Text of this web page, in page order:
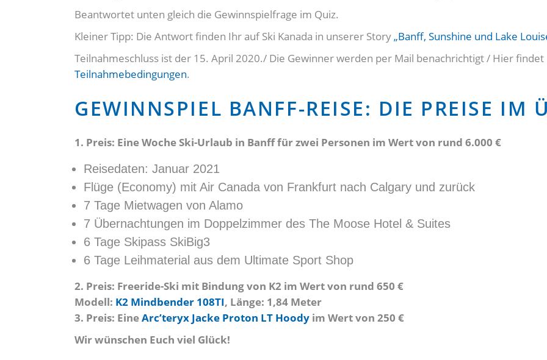
Beantwortet unten gleich die Gewinnspielfrage im Quiz.
Kleiner Tipp: Die Antwort finden Ihr auf Ski Kanada in unserer Story„Banff, Sunshine und Lake
Teilnahmeschluss ist der 15. April 2020./ Die Gewinner werden per Mail benachrichtigt / Hier
Teilnahmebedingungen.
GEWINNSPIEL BANFF-REISE: DIE PREISE IM
1. Preis: Eine Woche Ski-Urlaub in Banff für zwei Personen im Wert von rund 6.000 €
Reisedaten: Januar 2021
Flüge (Economy) mit Air Canada von Frankfurt nach Calgary und zurück
7 Tage Mietwagen von Alamo
7 Übernachtungen im Doppelzimmer des The Moose Hotel & Suites
6 Tage Skipass SkiBig3
6 Tage Leihmaterial aus dem Ultimate Sport Shop
2. Preis: Freeride-Ski mit Bindung von K2 im Wert von rund 650 €
Modell: K2 Mindbender 108TI, Länge: 1,84 Meter
3. Preis: EineArc’teryx Jacke Proton LT Hoody im Wert von 250 €
Wir wünschen Euch viel Glück!